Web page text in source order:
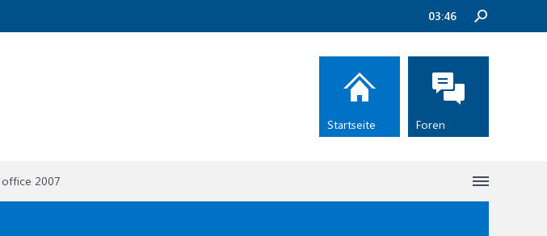
2007
03:46
Startseite Foren